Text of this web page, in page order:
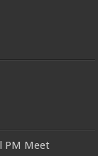
PM Meet